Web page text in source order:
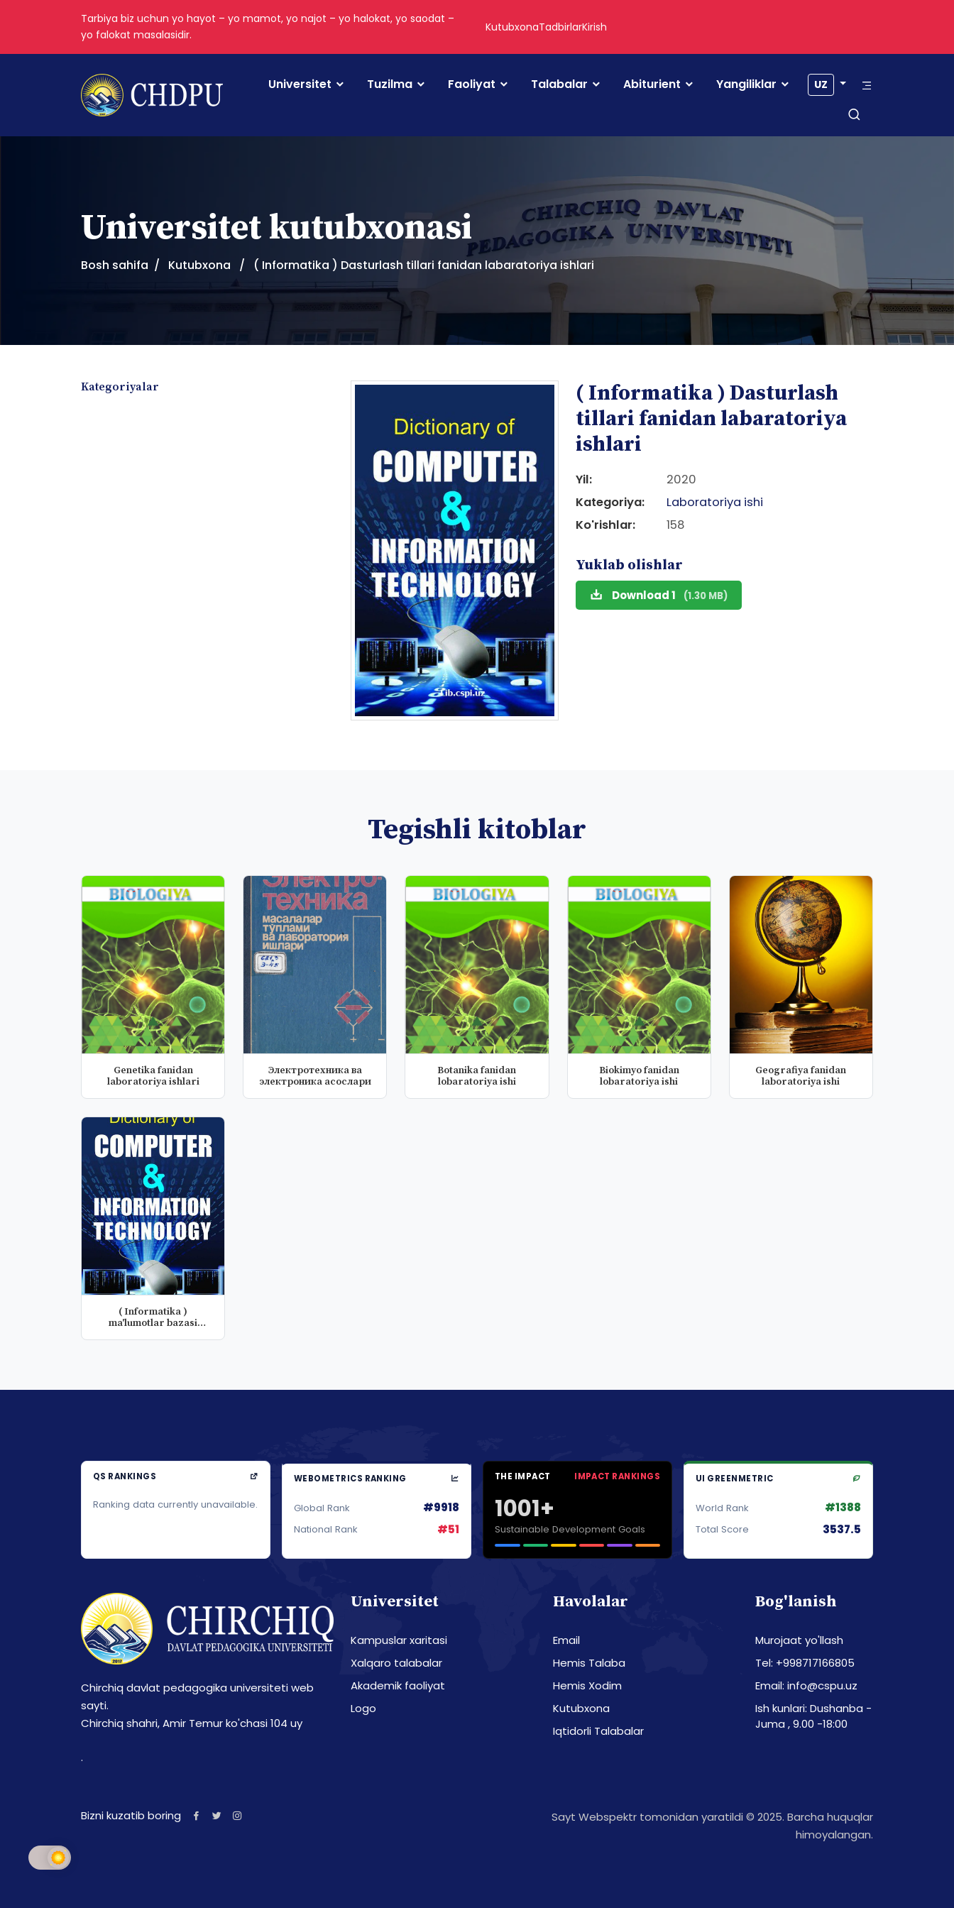
Tarbiya biz uchun yo hayot – yo mamot, yo najot – yo halokat, yo saodat –
yo falokat masalasidir.
KutubxonaTadbirlarKirish
Universitet Tuzilma Faoliyat Talabalar Abiturient Yangiliklar UZ
Universitet kutubxonasi
Bosh sahifa Kutubxona ( Informatika ) Dasturlash tillari fanidan labaratoriya ishlari
Kategoriyalar
( Informatika ) Dasturlash
tillari fanidan labaratoriya
ishlari
Yil:
2020
Kategoriya:
Laboratoriya ishi
Ko'rishlar:
158
Yuklab olishlar
Download 1 (1.30 MB)
Tegishli kitoblar
Genetika fanidan
laboratoriya ishlari
Электротехника ва
электроника асослари
Botanika fanidan
lobaratoriya ishi
Biokimyo fanidan
lobaratoriya ishi
Geografiya fanidan
laboratoriya ishi
( Informatika )
ma'lumotlar bazasi
QS RANKINGS
Ranking data currently unavailable.
WEBOMETRICS RANKING
Global Rank #9918
National Rank #51
THE IMPACT IMPACT RANKINGS
1001+
Sustainable Development Goals
UI GREENMETRIC
World Rank #1388
Total Score 3537.5
Chirchiq davlat pedagogika universiteti web
sayti.
Chirchiq shahri, Amir Temur ko'chasi 104 uy
.
Universitet
Kampuslar xaritasi
Xalqaro talabalar
Akademik faoliyat
Logo
Havolalar
Email
Hemis Talaba
Hemis Xodim
Kutubxona
Iqtidorli Talabalar
Bog'lanish
Murojaat yo'llash
Tel: +998717166805
Email: info@cspu.uz
Ish kunlari: Dushanba -
Juma , 9.00 -18:00
Bizni kuzatib boring
Sayt Webspektr tomonidan yaratildi © 2025. Barcha huquqlar
himoyalangan.